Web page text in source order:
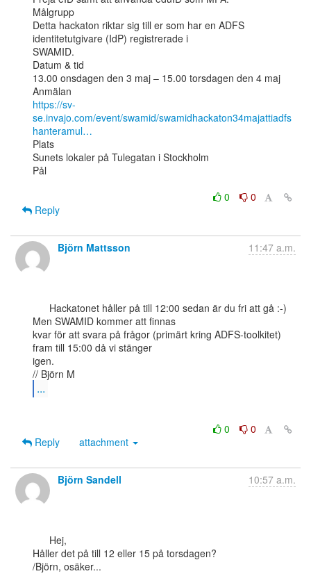
Målgrupp
Detta hackaton riktar sig till er som har en ADFS
identitetutgivare (IdP) registrerade i
SWAMID.
Datum & tid
13.00 onsdagen den 3 maj – 15.00 torsdagen den 4 maj
https://sv-
se.invajo.com/event/swamid/swamidhackaton34majattiadfs
hanteramul…
Plats
Sunets lokaler på Tulegatan i Stockholm
Pål
0
0
Reply
Björn Mattsson 11:47 a.m.
Men SWAMID kommer att finnas
kvar för att svara på frågor (primärt kring ADFS-toolkitet)
fram till 15:00 då vi stänger
igen.
...
0
0
Reply
attachment
Björn Sandell 10:57 a.m.
Håller det på till 12 eller 15 på torsdagen?
/Björn, osäker...